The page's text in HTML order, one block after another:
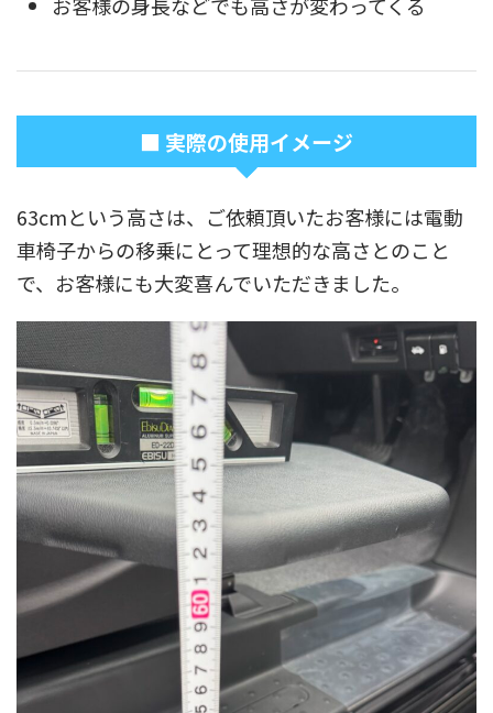
■ 実際の使用イメージ
63cmという高さは、ご依頼頂いたお客様には電動
車椅子からの移乗にとって理想的な高さとのこと
で、お客様にも大変喜んでいただきました。